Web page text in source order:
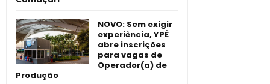
NOVO: Sem exigir
experiência, YPÊ
abre inscrições
para vagas de
Operador(a) de
Produção